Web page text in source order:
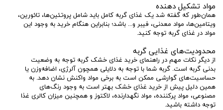
مواد تشکیل دهنده
همان‌طور که گفته شد یک غذای گربه کامل باید شامل پروتئین‌ها، تائورین،
ویتامین‌ها، مواد معدنی، فیبر و... باشد؛ بنابراین هنگام خرید به وجود این
مواد در غذای گربه توجه کنید.
محدودیت‌های غذایی گربه
از دیگر نکات مهم در راهنمای خرید غذای خشک گربه توجه به وضعیت
بدنی گربه است. گربه شما با توجه به دلایلی همچون آلرژی، اضافه‌وزن یا
حساسیت‌های گوارشی ممکن است به برخی مواد واکنش نشان دهد. به
همین دلیل پیش از خرید غذای خشک بهتر است به وجود رنگ‌های
مصنوعی، مواد پرکننده، مواد نگهدارنده، لاکتوز و همچنین میزان کالری غذا
توجه داشته باشید.